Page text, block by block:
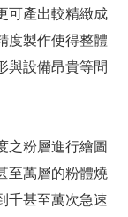
可產出較精緻成
度製作使得整體
與設備昂貴等問
之粉層進行繪圖
至萬層的粉體燒
千甚至萬次急速